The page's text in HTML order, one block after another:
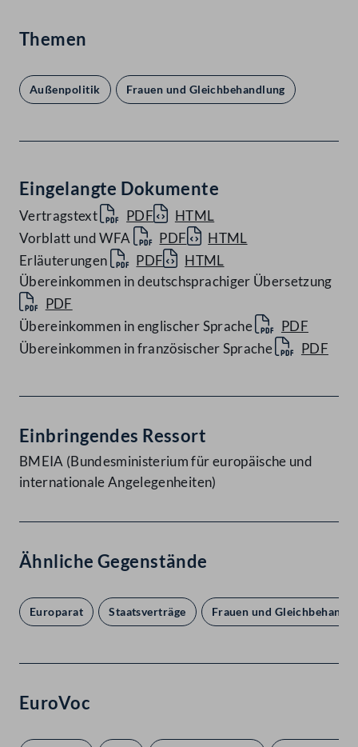
Themen
Außenpolitik Frauen und Gleichbehandlung
Eingelangte Dokumente
Vertragstext PDF
HTML
Vorblatt und WFA
PDF
HTML
Erläuterungen
PDF
HTML
Übereinkommen in deutschsprachiger Übersetzung
PDF
Übereinkommen in englischer Sprache
PDF
Übereinkommen in französischer Sprache
PDF
Einbringendes Ressort
BMEIA (Bundesministerium für europäische und
internationale Angelegenheiten)
Ähnliche Gegenstände
Europarat Staatsverträge Frauen und
EuroVoc